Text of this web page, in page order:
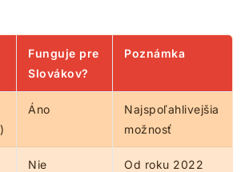
Funguje pre
Slovákov?
Poznámka
Áno
Najspoľahlivejšia
možnosť
Nie
Od roku 2022